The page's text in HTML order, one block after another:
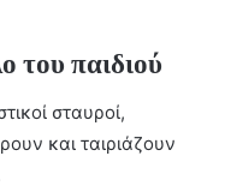
του παιδιού
σταυροί,
και ταιριάζουν